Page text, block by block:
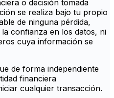
o decisión tomada
se realiza bajo tu propio
de ninguna pérdida,
confianza en los datos, ni
cuya información se
de forma independiente
financiera
cualquier transacción.